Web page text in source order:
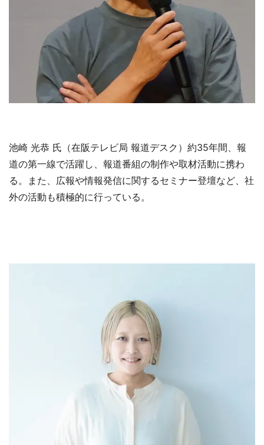
池崎 光恭 氏（在阪テレビ局 報道デスク）約35年間、報
道の第一線で活躍し、報道番組の制作や取材活動に携わ
る。また、広報や情報発信に関するセミナー登壇など、社
外の活動も積極的に行っている。